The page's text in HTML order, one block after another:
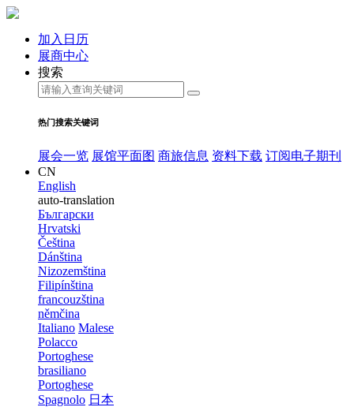
加入日历
展商中心
搜索
热门搜索关键词
展会一览 展馆平面图 商旅信息 资料下载 订阅电子期刊
CN
English
auto-translation
Български
Hrvatski
Čeština
Dánština
Nizozemština
Filipínština
francouzština
němčina
Italiano Malese
Polacco
Portoghese
brasiliano
Portoghese
Spagnolo 日本